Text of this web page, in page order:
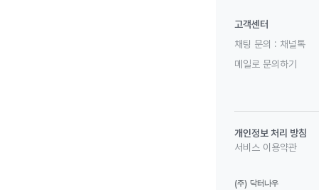
고객센터
채팅 문의 : 채널톡
메일로 문의하기
개인정보 처리 방침
서비스 이용약관
(주) 닥터나우